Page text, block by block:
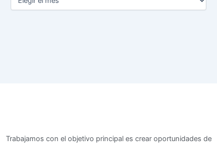
Trabajamos con el objetivo principal es crear oportunidades de